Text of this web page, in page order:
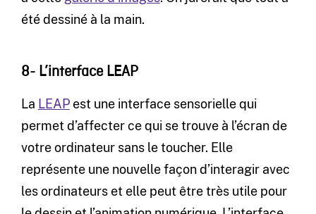
été dessiné à la main.
8- L’interface LEAP
La LEAPest une interface sensorielle qui
permet d’affecter ce qui se trouve à l’écran de
votre ordinateur sans le toucher. Elle
représente une nouvelle façon d’interagir avec
les ordinateurs et elle peut être très utile pour